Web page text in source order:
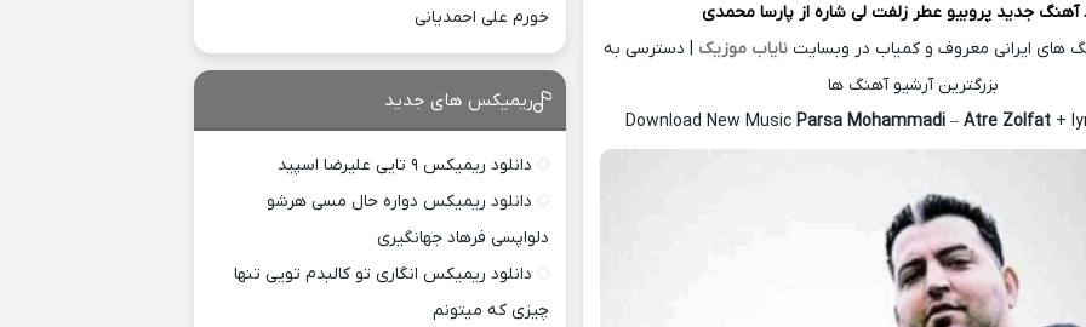
آهنگ جدیدپروبیو عطر زلفت لی شاره از پارسا محمدی
های ایرانی معروف و کمیاب در وبسایتنایاب موزیک | دسترسی به
بزرگترین آرشیو آهنگ ها
Download New Music Parsa Mohammadi– Atre Zolfat+
خورم علی احمدیانی
ریمیکس های جدید
دانلود ریمیکس ۹ تایی علیرضا اسپید
دانلود ریمیکس دواره حال مسی هرشو
دلواپسی فرهاد جهانگیری
دانلود ریمیکس انگاری تو کالبدم تویی تنها
چیزی که میتونم